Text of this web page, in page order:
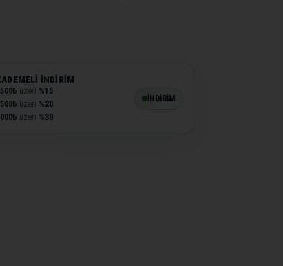
İNDIRIM
üzeri %15
üzeri %20
üzeri %30
İNDİRİM